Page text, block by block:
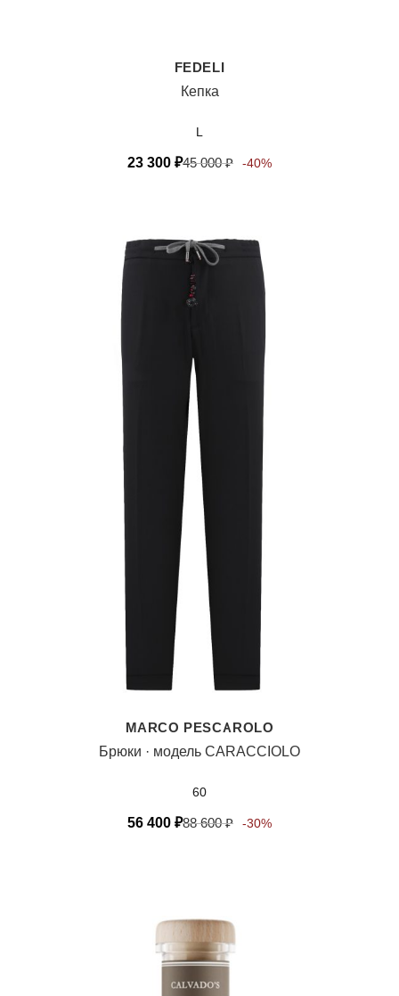
FEDELI
Кепка
L
23 300 ₽45 000₽ -40%
MARCO PESCAROLO
Брюки · модель CARACCIOLO
60
56 400 ₽88 600₽ -30%